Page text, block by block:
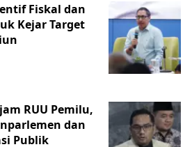
Fiskal dan
Kejar Target
RUU Pemilu,
dan
Publik